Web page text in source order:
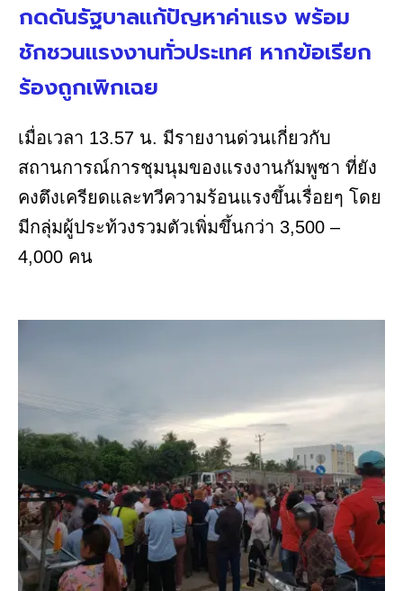
กดดันรัฐบาลแก้ปัญหาค่าแรง พร้อม
ชักชวนแรงงานทั่วประเทศ หากข้อเรียก
ร้องถูกเพิกเฉย
เมื่อเวลา 13.57 น. มีรายงานด่วนเกี่ยวกับ
สถานการณ์การชุมนุมของแรงงานกัมพูชา ที่ยัง
คงตึงเครียดและทวีความร้อนแรงขึ้นเรื่อยๆ โดย
มีกลุ่มผู้ประท้วงรวมตัวเพิ่มขึ้นกว่า 3,500 –
4,000 คน